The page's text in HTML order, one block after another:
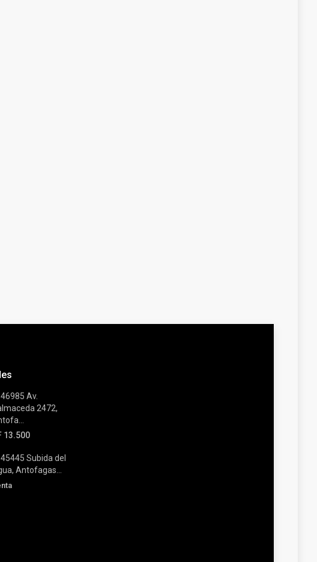
46985 Av.
2472,
13.500
45445 Subida del
Antofagas...